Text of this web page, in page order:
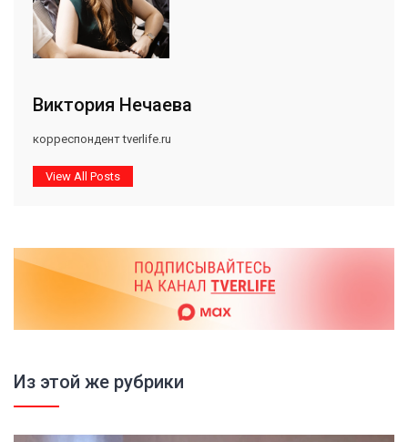
Виктория Нечаева
корреспондент tverlife.ru
View All Posts
Из этой же рубрики